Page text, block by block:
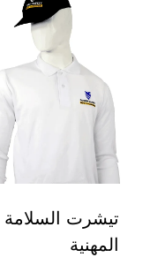
تيشرت السلامة
المهنية